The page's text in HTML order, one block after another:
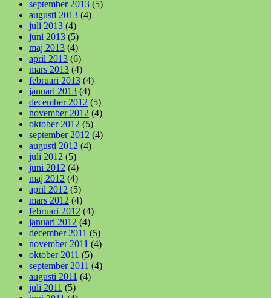
september 2013 (5)
augusti 2013 (4)
juli 2013 (4)
juni 2013 (5)
maj 2013 (4)
april 2013 (6)
mars 2013 (4)
februari 2013 (4)
januari 2013 (4)
december 2012 (5)
november 2012 (4)
oktober 2012 (5)
september 2012 (4)
augusti 2012 (4)
juli 2012 (5)
juni 2012 (4)
maj 2012 (4)
april 2012 (5)
mars 2012 (4)
februari 2012 (4)
januari 2012 (4)
december 2011 (5)
november 2011 (4)
oktober 2011 (5)
september 2011 (4)
augusti 2011 (4)
juli 2011 (5)